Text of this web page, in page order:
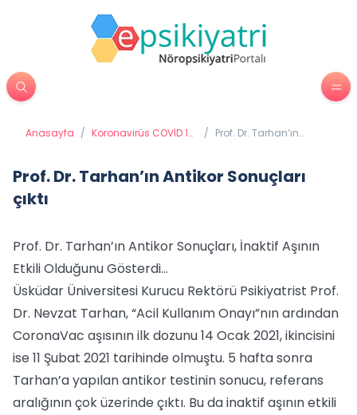
Anasayfa / Koronavirüs COVİD 19
/ Prof. Dr. Tarhan’ın
Prof. Dr. Tarhan’ın Antikor Sonuçları
çıktı
Prof. Dr. Tarhan’ın Antikor Sonuçları, İnaktif Aşının
Etkili Olduğunu Gösterdi…
Üsküdar Üniversitesi Kurucu Rektörü Psikiyatrist Prof.
Dr. Nevzat Tarhan, “Acil Kullanım Onayı”nın ardından
CoronaVac aşısının ilk dozunu 14 Ocak 2021, ikincisini
ise 11 Şubat 2021 tarihinde olmuştu. 5 hafta sonra
Tarhan’a yapılan antikor testinin sonucu, referans
aralığının çok üzerinde çıktı. Bu da inaktif aşının etkili